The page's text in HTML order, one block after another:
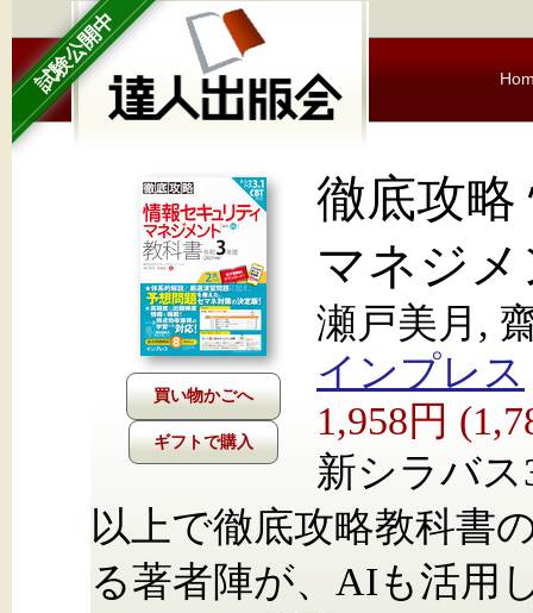
試験公開中
ギフトで購入
徹底攻
マネジ
瀬戸美月,
インプレス
1,958円
新シラバス
以上で徹底攻略教科書
る著者陣が、AIも活用